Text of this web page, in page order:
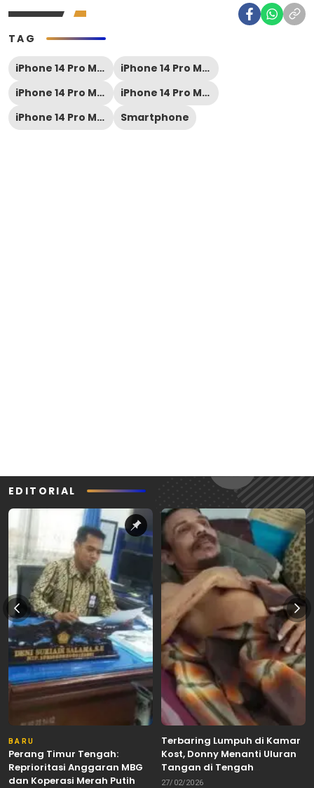
TAG
iPhone 14 Pro Max
iPhone 14 Pro Max 2022
iPhone 14 Pro Max gsmarena
iPhone 14 Pro Max harga
iPhone 14 Pro Max spesifikasi
Smartphone
EDITORIAL
BARU
Perang Timur Tengah:
Reprioritasi Anggaran MBG
dan Koperasi Merah Putih
Terbaring Lumpuh di Kamar
Kost, Donny Menanti Uluran
Tangan di Tengah
Keterbatasan
27/02/2026